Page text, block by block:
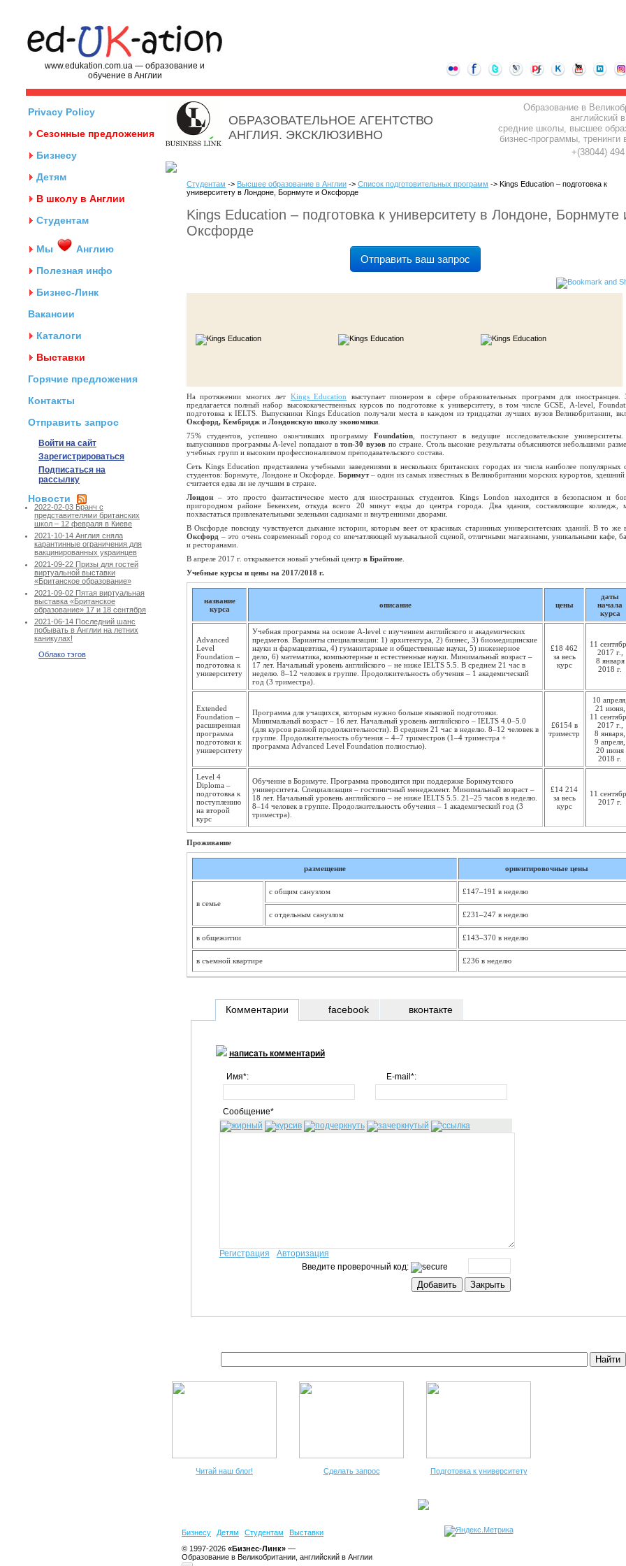
www.edukation.com.ua — образование и
обучение в Англии
Privacy Policy
Сезонные предложения
Бизнесу
Детям
В школу в Англии
Студентам
Мы
Англию
Полезная инфо
Бизнес-Линк
Вакансии
Каталоги
Выставки
Горячие предложения
Контакты
Отправить запрос
Войти на сайт
Зарегистрироваться
Подписаться на
рассылку
Новости
2022-02-03 Бранч с
представителями британских
школ – 12 февраля в Киеве
2021-10-14 Англия сняла
карантинные ограничения для
вакцинированных украинцев
2021-09-22 Призы для гостей
виртуальной выставки
«Британское образование»
2021-09-02 Пятая виртуальная
выставка «Британское
образование» 17 и 18 сентября
2021-06-14 Последний шанс
побывать в Англии на летних
каникулах!
Облако тэгов
ОБРАЗОВАТЕЛЬНОЕ АГЕНТСТВО
АНГЛИЯ. ЭКСКЛЮЗИВНО
Образование в
английский
средние школы, высшее
бизнес-программы, тренинги
+(38044)
Студентам -> Высшее образование в Англии -> Список подготовительных программ -> Kings Education – подготовка к
университету в Лондоне, Борнмуте и Оксфорде
Kings Education – подготовка к университету в Лондоне, Борнмуте
Оксфорде
Отправить ваш запрос
На протяжении многих лет Kings Education выступает пионером в сфере образовательных программ для иностранцев.
предлагается полный набор высококачественных курсов по подготовке к университету, в том числе GCSE, A-level,
подготовка к IELTS. Выпускники Kings Education получали места в каждом из тридцатки лучших вузов Великобритании,
Оксфорд, Кембридж и Лондонскую школу экономики
75% студентов, успешно окончивших программу Foundation, поступают в ведущие исследовательские
выпускников программы A-level попадают втоп-30 вузовпо стране. Столь высокие результаты объясняются небольшими
учебных групп и высоким профессионализмом преподавательского состава.
Сеть Kings Education представлена учебными заведениями в нескольких британских городах из числа наиболее популярных
студентов: Борнмуте, Лондоне и Оксфорде. Борнмут– один из самых известных в Великобритании морских курортов,
считается едва ли не лучшим в стране.
Лондон – это просто фантастическое место для иностранных студентов. Kings London находится в безопасном и
пригородном районе Бекенхем, откуда всего 20 минут езды до центра города. Два здания, составляющие колледж,
похвастаться привлекательными зелеными садиками и внутренними дворами.
В Оксфорде повсюду чувствуется дыхание истории, которым веет от красивых старинных университетских зданий. В то же
Оксфорд – это очень современный город со впечатляющей музыкальной сценой, отличными магазинами, уникальными кафе,
и ресторанами.
В апреле 2017 г. открывается новый учебный центр в Брайтоне
Учебные курсы и цены на 2017/2018 г.
название
курса
описание цены
даты
начала
курса
Advanced
Level
Foundation –
подготовка к
университету
Учебная программа на основе A-level с изучением английского и академических
предметов. Варианты специализации: 1) архитектура, 2) бизнес, 3) биомедицинские
науки и фармацевтика, 4) гуманитарные и общественные науки, 5) инженерное
дело, 6) математика, компьютерные и естественные науки. Минимальный возраст –
17 лет. Начальный уровень английского – не ниже IELTS 5.5. В среднем 21 час в
неделю. 8–12 человек в группе. Продолжительность обучения – 1 академический
год (3 триместра).
£18 462
за весь
курс
11
2017 г.,
8 января
2018 г.
Extended
Foundation –
расширенная
программа
подготовки к
университету
Программа для учащихся, которым нужно больше языковой подготовки.
Минимальный возраст – 16 лет. Начальный уровень английского – IELTS 4.0–5.0
(для курсов разной продолжительности). В среднем 21 час в неделю. 8–12 человек в
группе. Продолжительность обучения – 4–7 триместров (1–4 триместра +
программа Advanced Level Foundation полностью).
£6154 в
триместр
10 апреля,
21 июня,
11
2017 г.,
8 января,
9 апреля,
20 июня
2018 г.
Level 4
Diploma –
подготовка к
поступлению
на второй
курс
Обучение в Борнмуте. Программа проводится при поддержке Борнмутского
университета. Специализация – гостиничный менеджмент. Минимальный возраст –
18 лет. Начальный уровень английского – не ниже IELTS 5.5. 21–25 часов в неделю.
8–14 человек в группе. Продолжительность обучения – 1 академический год (3
триместра).
£14 214
за весь
курс
11
2017 г.
Проживание
размещение ориентировочные цены
в семье
с общим санузлом £147–191 в неделю
с отдельным санузлом £231–247 в неделю
в общежитии £143–370 в неделю
в съемной квартире £236 в неделю
Комментарии
написать комментарий
Имя*: E-mail*:
Сообщение*
Регистрация
Авторизация
Введите проверочный код:
facebook вконтакте
Читай наш блог! Сделать запрос Подготовка к университету
Бизнесу Детям Студентам
Выставки
© 1997-2026 «Бизнес-Линк» —
Образование в Великобритании, английский в Англии